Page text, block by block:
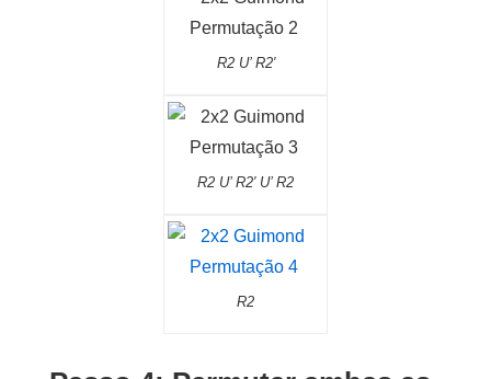
R2 U’ R2′
R2 U’ R2′ U’ R2
R2